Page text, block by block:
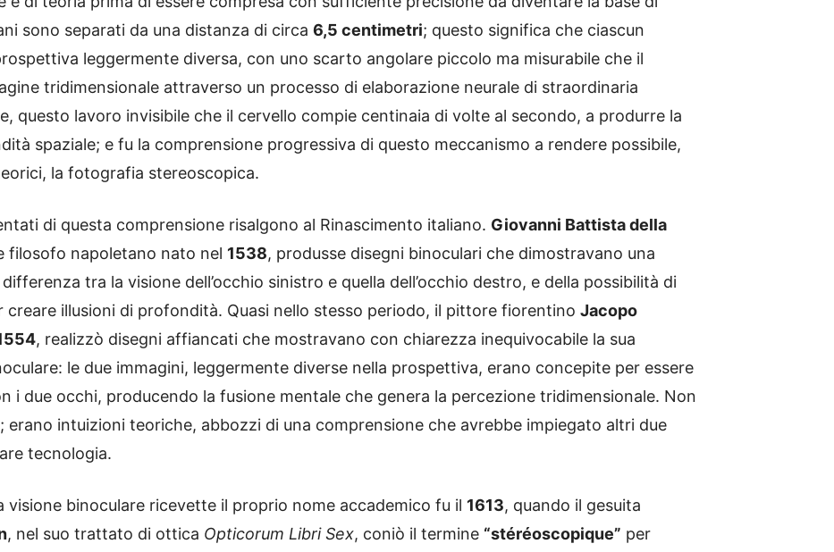
sono separati da una distanza di circa 6,5 centimetri; questo significa che ciascun
leggermente diversa, con uno scarto angolare piccolo ma misurabile che il
tridimensionale attraverso un processo di elaborazione neurale di straordinaria
questo lavoro invisibile che il cervello compie centinaia di volte al secondo, a produrre la
spaziale; e fu la comprensione progressiva di questo meccanismo a rendere possibile,
la fotografia stereoscopica.
di questa comprensione risalgono al Rinascimento italiano. Giovanni Battista della
filosofo napoletano nato nel 1538, produsse disegni binoculari che dimostravano una
tra la visione dell’occhio sinistro e quella dell’occhio destro, e della possibilità di
illusioni di profondità. Quasi nello stesso periodo, il pittore fiorentino Jacopo
, realizzò disegni affiancati che mostravano con chiarezza inequivocabile la sua
le due immagini, leggermente diverse nella prospettiva, erano concepite per essere
i due occhi, producendo la fusione mentale che genera la percezione tridimensionale. Non
intuizioni teoriche, abbozzi di una comprensione che avrebbe impiegato altri due
tecnologia.
visione binoculare ricevette il proprio nome accademico fu il 1613, quando il gesuita
, nel suo trattato di ottica Opticorum Libri Sex, coniò il termine “stéréoscopique” per